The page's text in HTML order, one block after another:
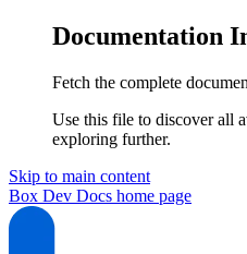
Documentation
Fetch the complete
Use this file to discover all
exploring further.
Skip to main content
Box Dev Docs home page